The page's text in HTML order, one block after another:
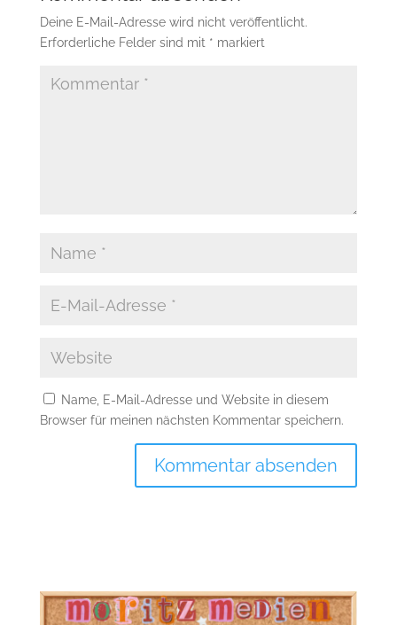
Deine E-Mail-Adresse wird nicht veröffentlicht.
Erforderliche Felder sind mit * markiert
Name, E-Mail-Adresse und Website in diesem
Browser für meinen nächsten Kommentar speichern.